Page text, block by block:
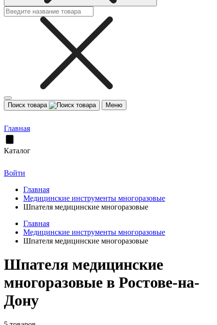
Поиск товара Меню
Главная
Каталог
Войти
Главная
Медицинские инструменты многоразовые
Шпателя медицинские многоразовые
Главная
Медицинские инструменты многоразовые
Шпателя медицинские многоразовые
Шпателя медицинские
многоразовые в Ростове-на-
Дону